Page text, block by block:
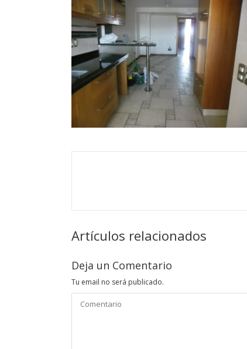
Artículos relacionados
Deja un Comentario
Tu email no será publicado.